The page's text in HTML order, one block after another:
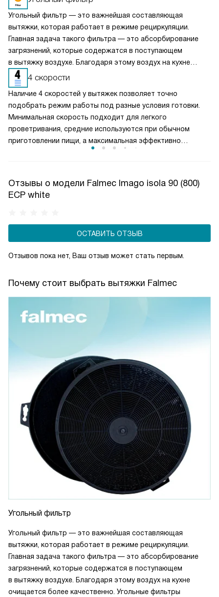
Угольный фильтр — это важнейшая составляющая
вытяжки, которая работает в режиме рециркуляции.
Главная задача такого фильтра — это абсорбирование
загрязнений, которые содержатся в поступающем
в вытяжку воздухе. Благодаря этому воздух на кухне
очищается более качественно. Угольные фильтры
необходимо часто заменять — примерно раз в три-
четыре месяца.
4 скорости
Наличие 4 скоростей у вытяжек позволяет точно
подобрать режим работы под разные условия готовки.
Минимальная скорость подходит для легкого
проветривания, средние используются при обычном
приготовлении пищи, а максимальная эффективно
может гибко управлять мощностью вытяжки, снижая
энергопотребление и продлевая срок службы двигателя,
Отзывы о модели Falmec Imago isola 90 (800)
ECP white
ОСТАВИТЬ ОТЗЫВ
Отзывов пока нет, Ваш отзыв может стать первым.
Почему стоит выбрать вытяжки Falmec
Угольный фильтр
Угольный фильтр — это важнейшая составляющая
вытяжки, которая работает в режиме рециркуляции.
Главная задача такого фильтра — это абсорбирование
загрязнений, которые содержатся в поступающем
в вытяжку воздухе. Благодаря этому воздух на кухне
очищается более качественно. Угольные фильтры